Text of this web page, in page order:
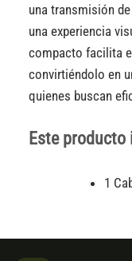
una transmisión
una experiencia
compacto facilita
convirtiéndolo en
quienes buscan
Este producto
1